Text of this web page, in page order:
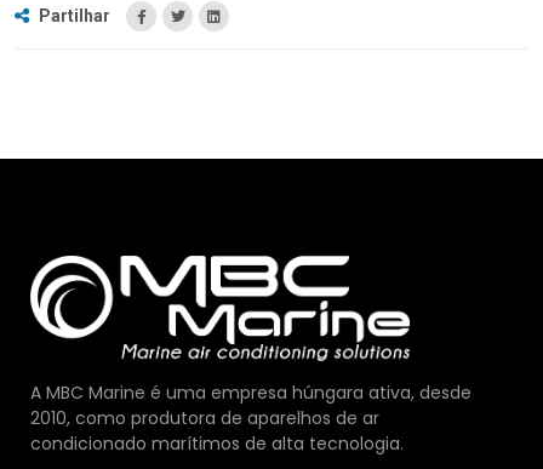
Partilhar
A MBC Marine é uma empresa húngara ativa, desde
2010, como produtora de aparelhos de ar
condicionado marítimos de alta tecnologia.